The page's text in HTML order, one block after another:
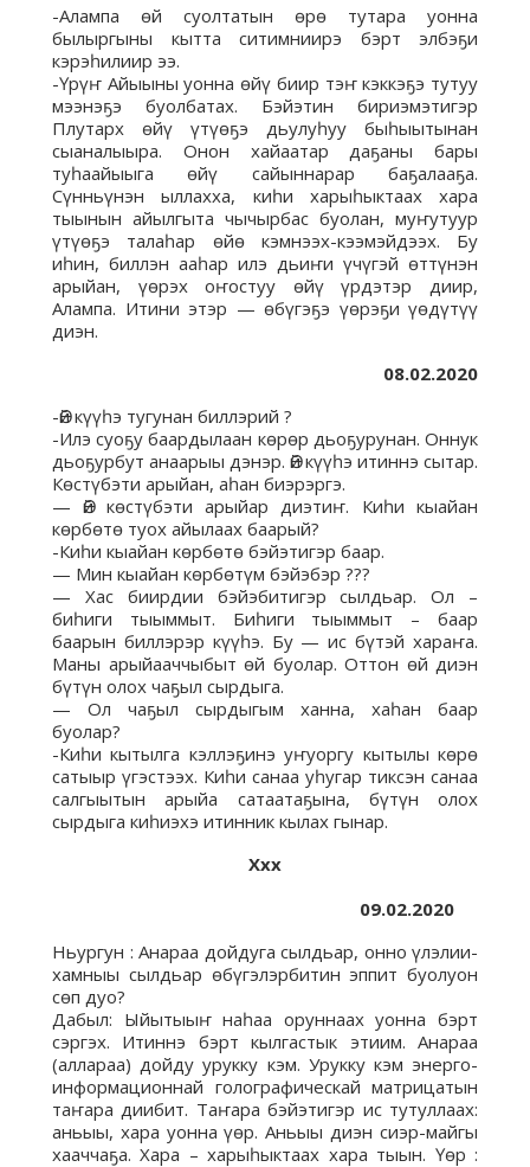
-Алампа өй суолтатын өрө тутара уонна
былыргыны кытта ситимниирэ бэрт элбэҕи
кэрэһилиир ээ.
-Үрүҥ Айыыны уонна өйү биир тэҥ кэккэҕэ тутуу
мээнэҕэ буолбатах. Бэйэтин бириэмэтигэр
Плутарх өйү үтүөҕэ дьулуһуу быһыытынан
сыаналыыра. Онон хайаатар даҕаны бары
туһаайыыга өйү сайыннарар баҕалааҕа.
Сүнньүнэн ыллахха, киһи харыһыктаах хара
тыынын айылгыта чычырбас буолан, муҥутуур
үтүөҕэ талаһар өйө кэмнээх-кээмэйдээх. Бу
иһин, биллэн ааһар илэ дьиҥи үчүгэй өттүнэн
арыйан, үөрэх оҥостуу өйү үрдэтэр диир,
Алампа. Итини этэр — өбүгэҕэ үөрэҕи үөдүтүү
диэн.
08.02.2020
-Өй күүһэ тугунан биллэрий ?
-Илэ суоҕу баардылаан көрөр дьоҕурунан. Оннук
дьоҕурбут анаарыы дэнэр. Өй күүһэ итиннэ сытар.
Көстүбэти арыйан, аһан биэрэргэ.
— Өй көстүбэти арыйар диэтиҥ. Киһи кыайан
көрбөтө туох айылаах баарый?
-Киһи кыайан көрбөтө бэйэтигэр баар.
— Мин кыайан көрбөтүм бэйэбэр ???
— Хас биирдии бэйэбитигэр сылдьар. Ол –
биһиги тыыммыт. Биһиги тыыммыт – баар
баарын биллэрэр күүһэ. Бу — ис бүтэй хараҥа.
Маны арыйааччыбыт өй буолар. Оттон өй диэн
бүтүн олох чаҕыл сырдыга.
— Ол чаҕыл сырдыгым ханна, хаһан баар
буолар?
-Киһи кытылга кэллэҕинэ уҥуоргу кытылы көрө
сатыыр үгэстээх. Киһи санаа уһугар тиксэн санаа
салгыытын арыйа сатаатаҕына, бүтүн олох
сырдыга киһиэхэ итинник кылах гынар.
Ххх
09.02.2020
Ньургун : Анараа дойдуга сылдьар, онно үлэлии-
хамныы сылдьар өбүгэлэрбитин эппит буолуон
сөп дуо?
Дабыл: Ыйытыыҥ наһаа оруннаах уонна бэрт
сэргэх. Итиннэ бэрт кылгастык этиим. Анараа
(аллараа) дойду урукку кэм. Урукку кэм энерго-
информационнай голографическай матрицатын
таҥара диибит. Таҥара бэйэтигэр ис тутуллаах:
аньыы, хара уонна үөр. Аньыы диэн сиэр-майгы
хааччаҕа. Хара – харыһыктаах хара тыын. Үөр :